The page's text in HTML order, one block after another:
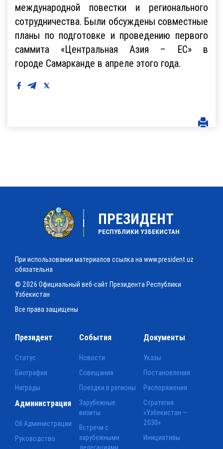
международной повестки и регионального
сотрудничества. Были обсуждены совместные
планы по подготовке и проведению первого
саммита «Центральная Азия – ЕС» в
городе Самарканде в апреле этого года.
ПРЕЗИДЕНТ
РЕСПУБЛИКИ УЗБЕКИСТАН
При использовании материалов ссылка на www.president.uz
обязательна
© 2026 Официальный веб-сайт Президента Республики
Узбекистан
Все права защищены
Президент
Статус
Биография
Награды
События
Новости
Совещания
Поездки в регионы
Зарубежные
визиты
Встречи с
зарубежными
Документы
Указы
Постановления
Распоряжения
Стратегия
«Узбекистан —
2030»
Инициативы
Администрация
Об Администрации
Руководство